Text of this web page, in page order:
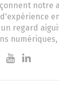
notre
regard